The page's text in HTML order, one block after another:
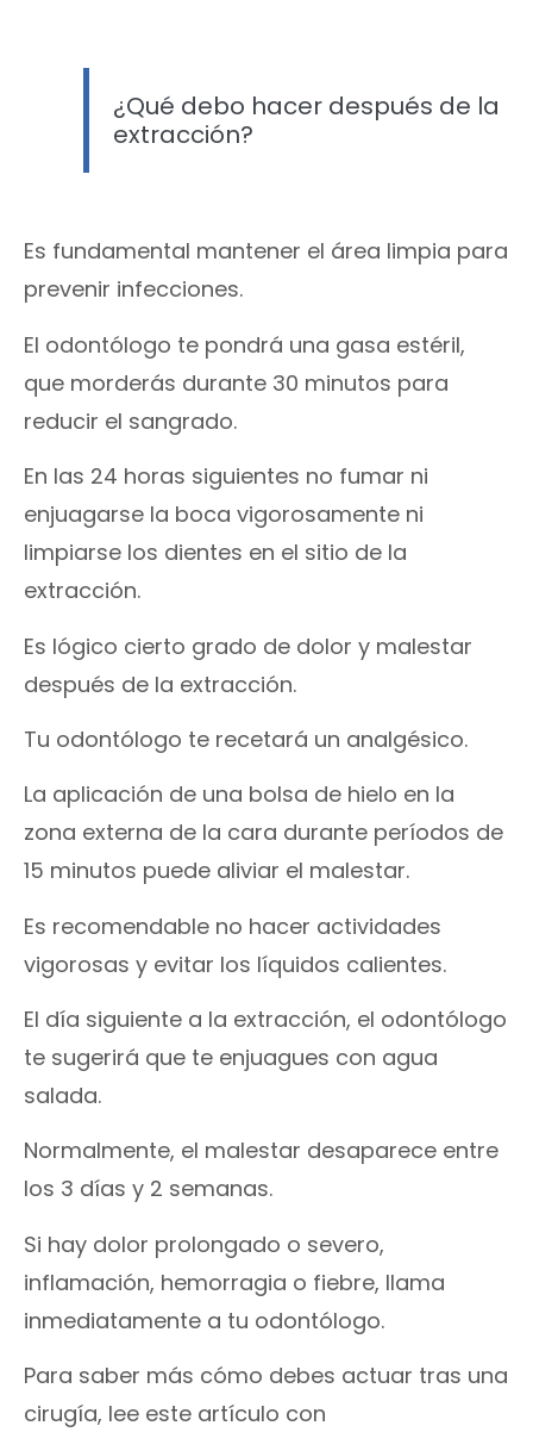
¿Qué debo hacer después de la
extracción?
Es fundamental mantener el área limpia para
prevenir infecciones.
El odontólogo te pondrá una gasa estéril,
que morderás durante 30 minutos para
reducir el sangrado.
En las 24 horas siguientes no fumar ni
enjuagarse la boca vigorosamente ni
limpiarse los dientes en el sitio de la
extracción.
Es lógico cierto grado de dolor y malestar
después de la extracción.
Tu odontólogo te recetará un analgésico.
La aplicación de una bolsa de hielo en la
zona externa de la cara durante períodos de
15 minutos puede aliviar el malestar.
Es recomendable no hacer actividades
vigorosas y evitar los líquidos calientes.
El día siguiente a la extracción, el odontólogo
te sugerirá que te enjuagues con agua
salada.
Normalmente, el malestar desaparece entre
los 3 días y 2 semanas.
Si hay dolor prolongado o severo,
inflamación, hemorragia o fiebre, llama
inmediatamente a tu odontólogo.
Para saber más cómo debes actuar tras una
cirugía, lee este artículo con